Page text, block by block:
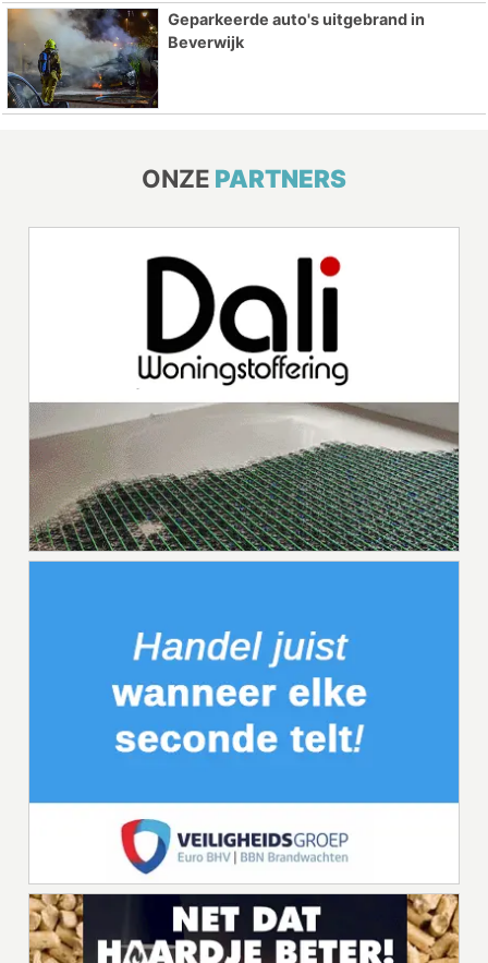
Geparkeerde auto's uitgebrand in
Beverwijk
ONZE PARTNERS